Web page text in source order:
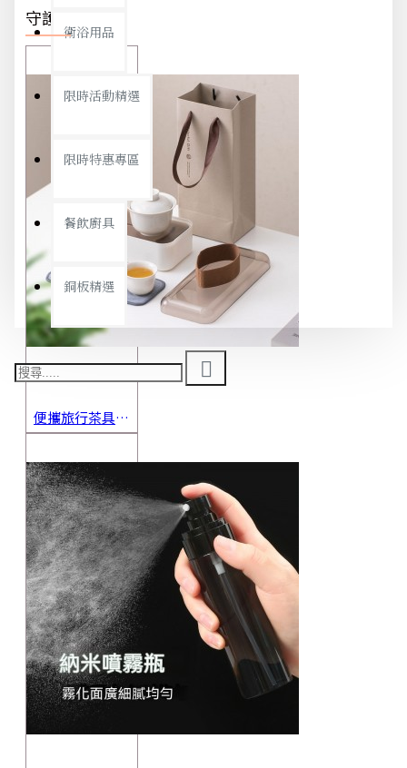
衛浴用品
限時活動精選
限時特惠專區
餐飲廚具
銅板精選
守護你我
便攜旅行茶具組 茶杯 茶壺 陶瓷杯 泡茶組 茶具套裝 伴手禮 禮盒 禮品